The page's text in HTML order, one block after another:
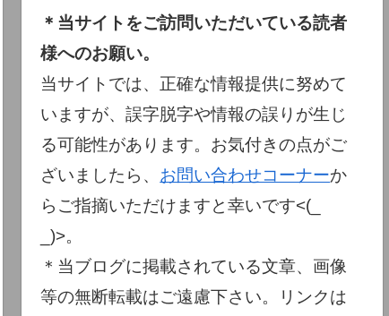
＊当サイトをご訪問いただいている読者
様へのお願い。
当サイトでは、正確な情報提供に努めて
いますが、誤字脱字や情報の誤りが生じ
る可能性があります。お気付きの点がご
ざいましたら、 お問い合わせコーナーか
らご指摘いただけますと幸いです<(_
_)>。
＊当ブログに掲載されている文章、画像
等の無断転載はご遠慮下さい。リンクは